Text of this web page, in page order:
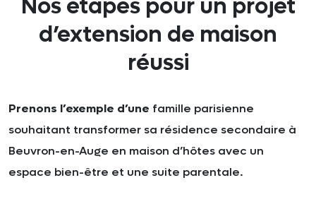
Nos étapes pour un projet
d’extension de maison
réussi
Prenons l’exemple d’une famille parisienne
souhaitant transformer sa résidence secondaire à
Beuvron-en-Auge en maison d’hôtes avec un
espace bien-être et une suite parentale.